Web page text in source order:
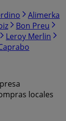
Alimerka
Bon Preu
Leroy Merlin
locales